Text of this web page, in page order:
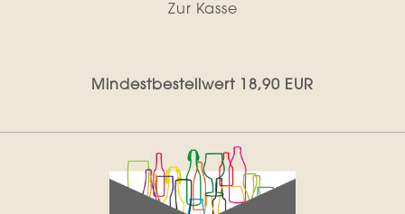
Zur Kasse
Mindestbestellwert 18,90 EUR